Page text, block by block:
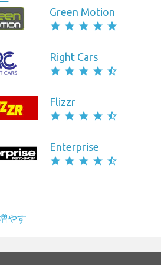
Green Motion
star star star star star
Right Cars
star star star star star_half
Flizzr
star star star star star_half
Enterprise
star star star star star_half
やす